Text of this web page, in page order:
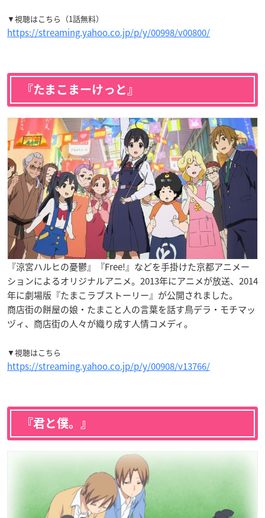
▼視聴はこちら（1話無料）
https://streaming.yahoo.co.jp/p/y/00998/v00800/
『たまこまーけっと』
『涼宮ハルヒの憂鬱』『Free!』などを手掛けた京都アニメー
ションによるオリジナルアニメ。2013年にアニメが放送、2014
年に劇場版『たまこラブストーリー』が公開されました。
商店街の餅屋の娘・たまこと人の言葉を話す鳥デラ・モチマッ
ヅィ、商店街の人々が織り成す人情コメディ。
▼視聴はこちら
https://streaming.yahoo.co.jp/p/y/00908/v13766/
『君と僕。』